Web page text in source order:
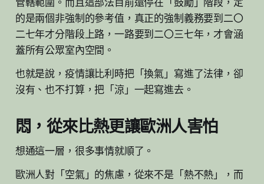
的是兩個非強制的參考值，真正的強制義務要到二〇
二七年才分階段上路，一路要到二〇三七年，才會涵
蓋所有公眾室內空間。
也就是說，疫情讓比利時把「換氣」寫進了法律，卻
沒有、也不打算，把「涼」一起寫進去。
悶，從來比熱更讓歐洲人害怕
想通這一層，很多事情就順了。
歐洲人對「空氣」的焦慮，從來不是「熱不熱」，而